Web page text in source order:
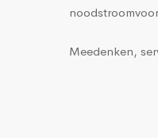
Meedenken,